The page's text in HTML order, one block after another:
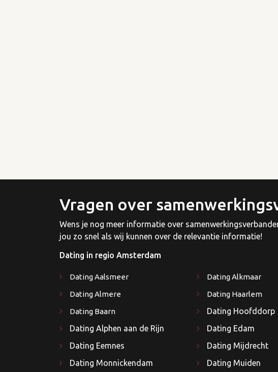
Vragen over
Wens je nog meer informatie over
jou zo snel als wij kunnen over de relevantie informatie!
Dating in regio Amsterdam
Dating Aalsmeer
Dating Alkmaar
Dating Almere
Dating Haarlem
Dating Baarn
Dating Hoofddorp
Dating Alphen aan de Rijn
Dating Edam
Dating Eemnes
Dating Mijdrecht
Dating Monnickendam
Dating Muiden